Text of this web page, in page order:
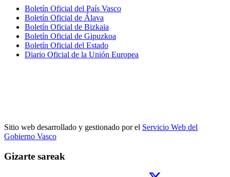
Boletín Oficial del País Vasco
Boletín Oficial de Álava
Boletín Oficial de Bizkaia
Boletín Oficial de Gipuzkoa
Boletín Oficial del Estado
Diario Oficial de la Unión Europea
Sitio web desarrollado y gestionado por el Servicio Web del
Gobierno Vasco
Gizarte sareak